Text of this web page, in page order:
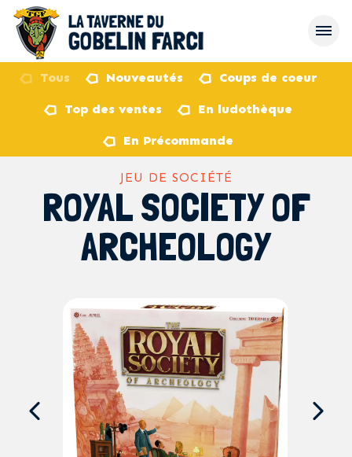
Tous Nouveautés Coups de coeur
Top des ventes En ludothèque
En Précommande
JEU DE SOCIÉTÉ
ROYAL SOCIETY OF
ARCHEOLOGY